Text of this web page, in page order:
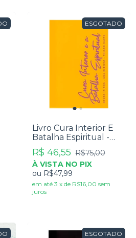
ESGOTADO
Livro Cura Interior E
Batalha Espiritual -
Neuza Itioka
R$ 46,55 R$75,00
À VISTA NO PIX
ou R$47,99
em até 3 x de R$16,00 sem
juros
ESGOTADO